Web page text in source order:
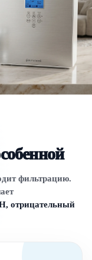
фильтрацию.
отрицательный